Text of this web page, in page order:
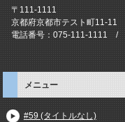
〒111-1111
京都府京都市テスト町11-11
電話番号：075-111-1111 /
メニュー
#59 (タイトルなし)